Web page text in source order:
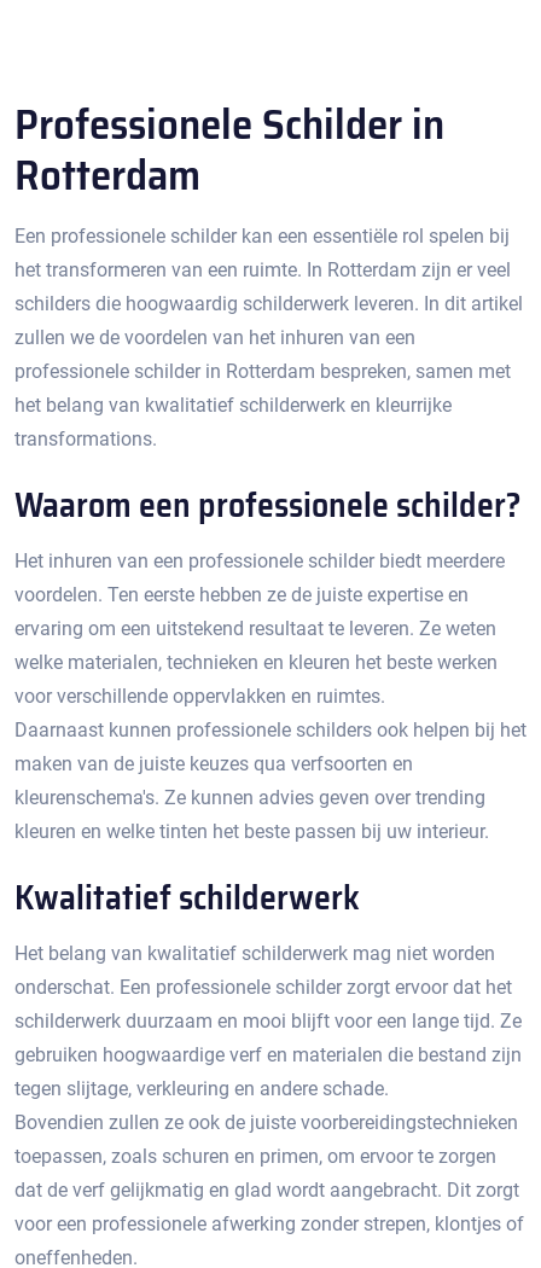
Professionele Schilder in
Rotterdam
Een professionele schilder kan een essentiële rol spelen bij
het transformeren van een ruimte.​ In Rotterdam zijn er veel
schilders die hoogwaardig schilderwerk leveren.​ In dit artikel
zullen we de voordelen van het inhuren van een
professionele schilder in Rotterdam bespreken, samen met
het belang van kwalitatief schilderwerk en kleurrijke
transformations.
Waarom een professionele schilder?
Het inhuren van een professionele schilder biedt meerdere
voordelen.​ Ten eerste hebben ze de juiste expertise en
ervaring om een uitstekend resultaat te leveren.​ Ze weten
welke materialen, technieken en kleuren het beste werken
voor verschillende oppervlakken en ruimtes.
Daarnaast kunnen professionele schilders ook helpen bij het
maken van de juiste keuzes qua verfsoorten en
kleurenschema's.​ Ze kunnen advies geven over trending
kleuren en welke tinten het beste passen bij uw interieur.​
Kwalitatief schilderwerk
Het belang van kwalitatief schilderwerk mag niet worden
onderschat.​ Een professionele schilder zorgt ervoor dat het
schilderwerk duurzaam en mooi blijft voor een lange tijd. Ze
gebruiken hoogwaardige verf en materialen die bestand zijn
tegen slijtage, verkleuring en andere schade.​
Bovendien zullen ze ook de juiste voorbereidingstechnieken
toepassen, zoals schuren en primen, om ervoor te zorgen
dat de verf gelijkmatig en glad wordt aangebracht.​ Dit zorgt
voor een professionele afwerking zonder strepen, klontjes of
oneffenheden.​